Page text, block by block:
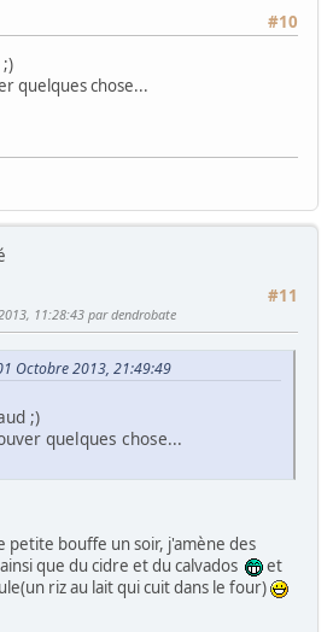
#10
quelques chose...
#11
11:28:43 par dendrobate
Octobre 2013, 21:49:49
;)
quelques chose...
petite bouffe un soir, j'amène des
que du cidre et du calvados
et
riz au lait qui cuit dans le four)